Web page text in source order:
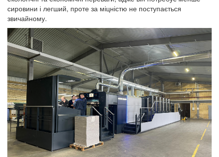
сировини і легший, проте за міцністю не поступається
звичайному.